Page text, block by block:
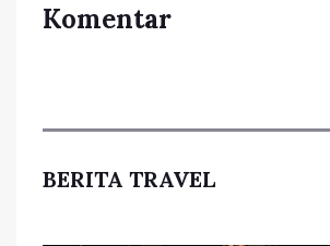
Komentar
BERITA TRAVEL